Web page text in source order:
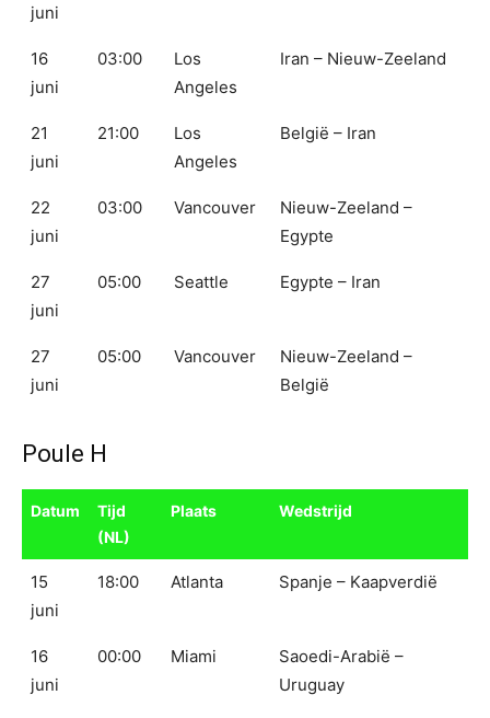
juni
16
juni
03:00
Los
Angeles
Iran – Nieuw-Zeeland
21
juni
21:00
Los
Angeles
België – Iran
22
juni
03:00 Vancouver
Nieuw-Zeeland –
Egypte
27
juni
05:00 Seattle Egypte – Iran
27
juni
05:00 Vancouver
Nieuw-Zeeland –
België
Poule H
Datum
Tijd
(NL)
Plaats Wedstrijd
15
juni
18:00 Atlanta Spanje – Kaapverdië
16
juni
00:00 Miami
Saoedi-Arabië –
Uruguay